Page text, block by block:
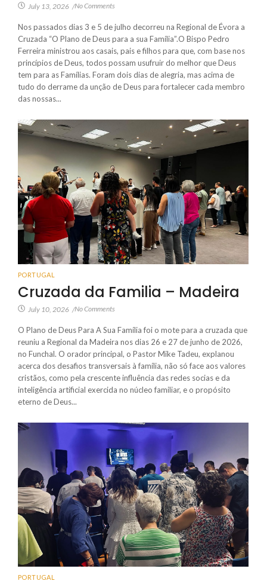
July 13, 2026 /No Comments
Nos passados dias 3 e 5 de julho decorreu na Regional de Évora a
Cruzada “O Plano de Deus para a sua Família”.O Bispo Pedro
Ferreira ministrou aos casais, pais e filhos para que, com base nos
princípios de Deus, todos possam usufruir do melhor que Deus
tem para as Famílias. Foram dois dias de alegria, mas acima de
tudo do derrame da unção de Deus para fortalecer cada membro
das nossas...
PORTUGAL
Cruzada da Familia – Madeira
July 10, 2026 /No Comments
O Plano de Deus Para A Sua Família foi o mote para a cruzada que
reuniu a Regional da Madeira nos dias 26 e 27 de junho de 2026,
no Funchal. O orador principal, o Pastor Mike Tadeu, explanou
acerca dos desafios transversais à família, não só face aos valores
cristãos, como pela crescente influência das redes socias e da
inteligência artificial exercida no núcleo familiar, e o propósito
eterno de Deus...
PORTUGAL